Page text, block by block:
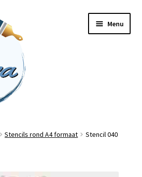
Menu
Stencils rond A4 formaat
Stencil 040